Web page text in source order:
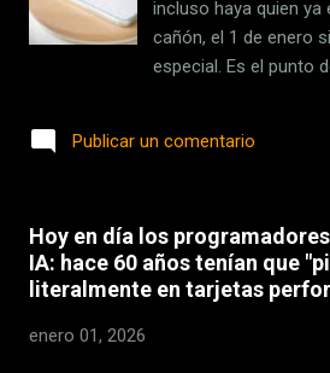
este año. Han
meta-análisis y guías
Creíamos que solo
incluso haya quien ya
cañón, el 1 de enero
especial. Es el punto
la idea de comenzar
como los propios
papel, prometérnoslo
en que esta vez sí
Publicar un comentario
Hoy en día los
IA: hace 60 años tenían que
literalmente en tarjetas
enero 01, 2026